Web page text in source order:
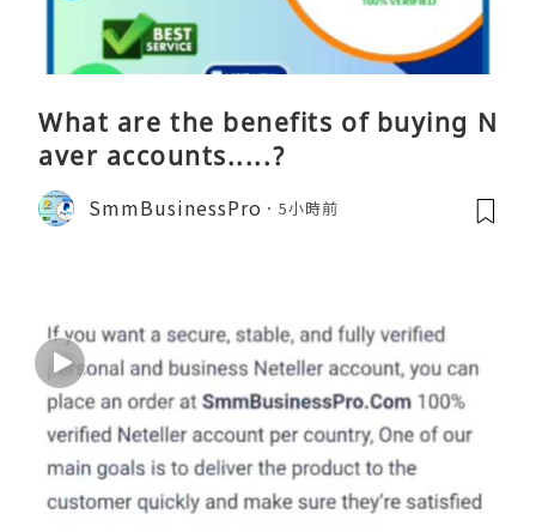
What are the benefits of buying N
aver accounts.....?
SmmBusinessPro 5小時前